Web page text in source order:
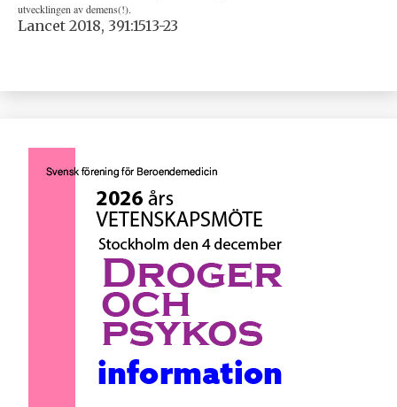
utvecklingen av demens(!).
Lancet 2018, 391:1513-23